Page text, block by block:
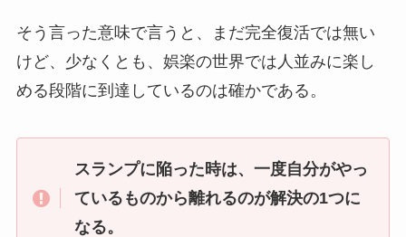
そう言った意味で言うと、まだ完全復活では無い
けど、少なくとも、娯楽の世界では人並みに楽し
める段階に到達しているのは確かである。
スランプに陥った時は、一度自分がやっ
ているものから離れるのが解決の1つに
なる。